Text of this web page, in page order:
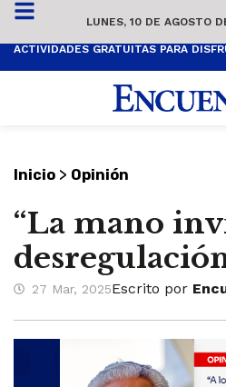
LUNES, 10 DE AGOSTO
Inicio > Opinión
“La mano
27 Mar, 2025Escrito por